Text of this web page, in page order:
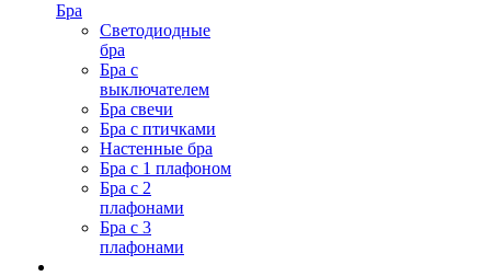
Бра
Светодиодные
бра
Бра с
выключателем
Бра свечи
Бра с птичками
Настенные бра
Бра с 1 плафоном
Бра с 2
плафонами
Бра с 3
плафонами